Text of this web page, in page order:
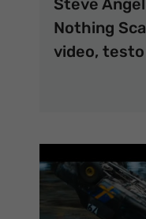
Steve
Nothing
video,